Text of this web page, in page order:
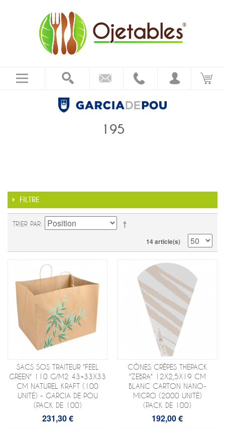
195
FILTRE
TRIER PAR
14 article(s)
SACS SOS TRAITEUR "FEEL
GREEN" 110 G/M2 43+33X33
CM NATUREL KRAFT (100
UNITÉ) - GARCIA DE POU
(PACK DE 100)
231,30 €
CÔNES CRÊPES THEPACK
"ZEBRA" 12X2,5X19 CM
BLANC CARTON NANO-
MICRO (2000 UNITÉ)
(PACK DE 100)
192,00 €